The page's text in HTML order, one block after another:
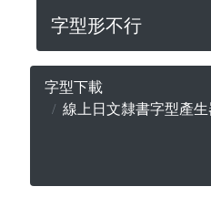
字型形不行
字型下載
線上日文隸書字型產生器，一鍵快